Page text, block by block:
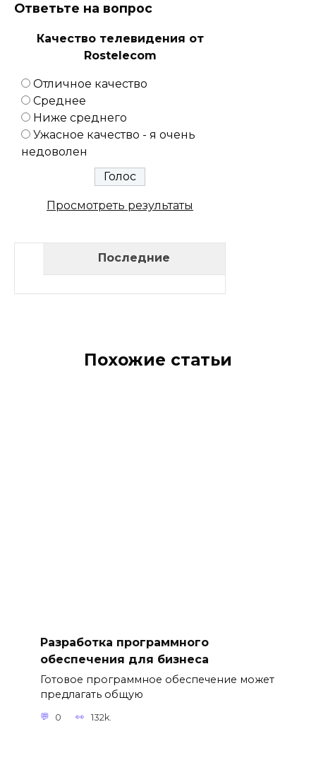
Ответьте на вопрос
Качество телевидения от
Rostelecom
Отличное качество
Среднее
Ниже среднего
Ужасное качество - я очень
недоволен
Просмотреть результаты
Последние
Похожие статьи
Разработка программного
обеспечения для бизнеса
Готовое программное обеспечение может
предлагать общую
0 132k.